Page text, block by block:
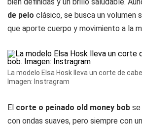
de pelo clásico, se busca un volumen
que aporte cuerpo y movimiento a la
La modelo Elsa Hosk lleva un corte de
Imagen: Instragram
El corte o peinado old money bob se
con ondas suaves, pero siempre con